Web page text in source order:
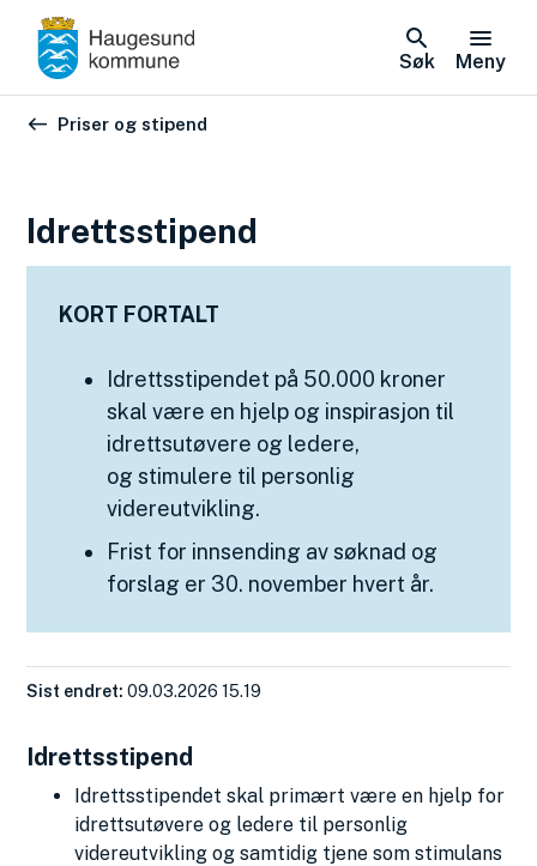
Søk Meny
Du er her:
Priser og stipend
Idrettsstipend
KORT FORTALT
Idrettsstipendet på 50.000 kroner
skal være en hjelp og inspirasjon til
idrettsutøvere og ledere,
og stimulere til personlig
videreutvikling.
Frist for innsending av søknad og
forslag er 30. november hvert år.
Sist endret 09.03.2026 15.19
Idrettsstipend
Idrettsstipendet skal primært være en hjelp for
idrettsutøvere og ledere til personlig
videreutvikling og samtidig tjene som stimulans